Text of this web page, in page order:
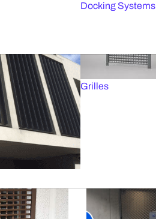
Grilles
Docking Systems